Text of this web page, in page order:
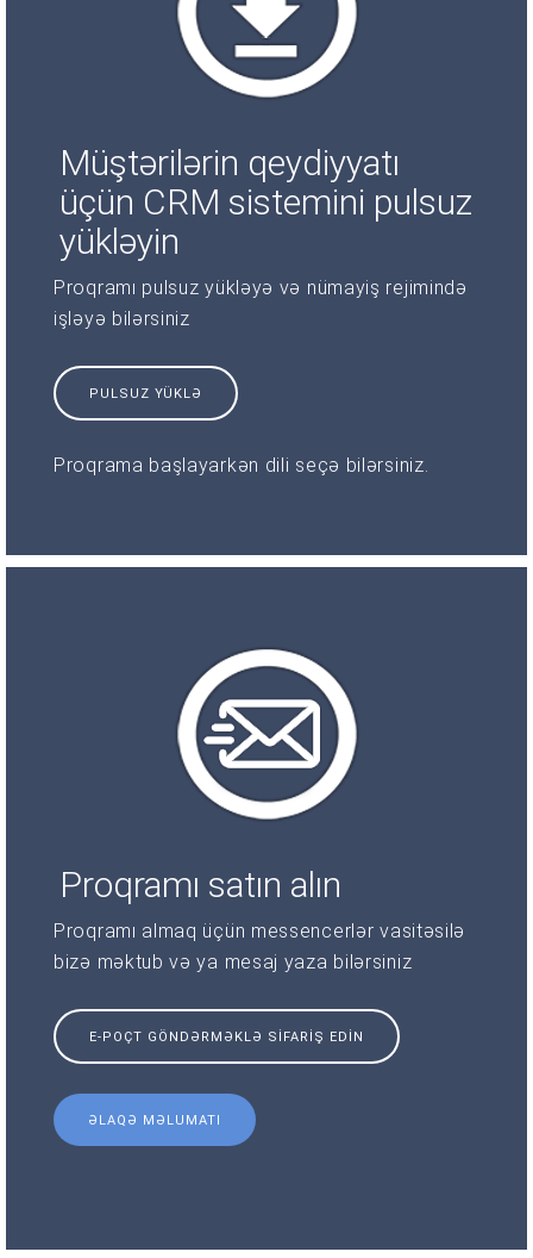
Müştərilərin qeydiyyatı
üçün CRM sistemini pulsuz
yükləyin
Proqramı pulsuz yükləyə və nümayiş rejimində
işləyə bilərsiniz
PULSUZ YÜKLƏ
Proqrama başlayarkən dili seçə bilərsiniz.
Proqramı satın alın
Proqramı almaq üçün messencerlər vasitəsilə
bizə məktub və ya mesaj yaza bilərsiniz
E-POÇT GÖNDƏRMƏKLƏ SIFARIŞ EDIN
ƏLAQƏ MƏLUMATI